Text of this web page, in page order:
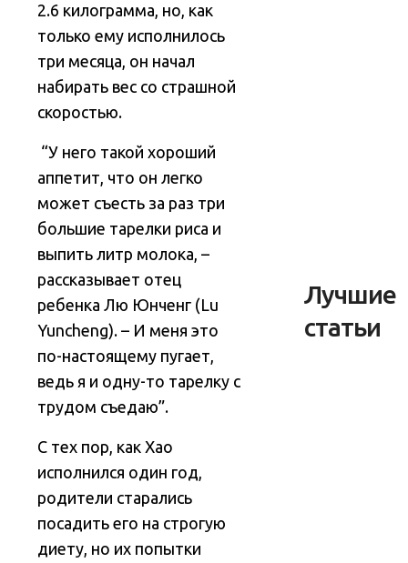
2.6 килограмма, но, как
только ему исполнилось
три месяца, он начал
набирать вес со страшной
скоростью.
“У него такой хороший
аппетит, что он легко
может съесть за раз три
большие тарелки риса и
выпить литр молока, –
рассказывает отец
ребенка Лю Юнченг (Lu
Yuncheng). – И меня это
по-настоящему пугает,
ведь я и одну-то тарелку с
трудом съедаю”.
С тех пор, как Хао
исполнился один год,
родители старались
посадить его на строгую
диету, но их попытки
Лучшие
статьи